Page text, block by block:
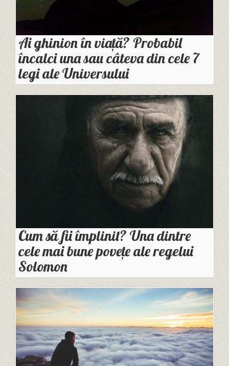
Ai ghinion în viață? Probabil
încalci una sau câteva din cele 7
legi ale Universului
Cum să fii împlinit? Una dintre
cele mai bune povețe ale regelui
Solomon